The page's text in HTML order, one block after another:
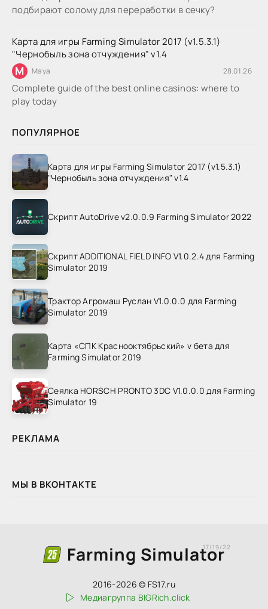
подбирают солому для переработки в сечку?
Карта для игры Farming Simulator 2017 (v1.5.3.1)
"Чернобыль зона отчуждения" v1.4
M Maya 28.01.26
Complete guide of the best online casinos: where to
play today
ПОПУЛЯРНОЕ
Карта для игры Farming Simulator 2017 (v1.5.3.1)
"Чернобыль зона отчуждения" v1.4
Скрипт AutoDrive v2.0.0.9 Farming Simulator 2022
Скрипт ADDITIONAL FIELD INFO V1.0.2.4 для Farming
Simulator 2019
Трактор Агромаш Руслан V1.0.0.0 для Farming
Simulator 2019
Карта «СПК Краснооктябрьский» v бета для
Farming Simulator 2019
Сеялка HORSCH PRONTO 3DC V1.0.0.0 для Farming
Simulator 19
РЕКЛАМА
МЫ В ВКОНТАКТЕ
Farming Simulator
17/19/22
2016-2026 © FS17.ru
Медиагруппа BIGRich.click